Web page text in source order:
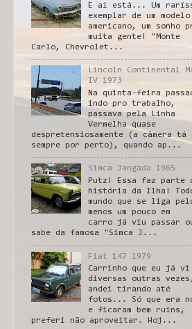
E aí está... Um
exemplar de um modelo
americano, um sonho
muita gente! "Monte
Carlo, Chevrolet...
Lincoln Continental
IV 1973
Na quinta-feira
indo pro trabalho,
passava pela Linha
Vermelha quase
despretensiosamente (a câmera tá
sempre por perto), quando ap...
Simca Jangada 1965
Putz! Essa faz parte
história da Ilha!
mundo que se liga
menos um pouco em
carro já viu passar
sabe da famosa "Simca J...
Fiat 147 1979
Carrinho que eu já vi
diversas outras
andei tirando até
fotos... Só que era
e ficaram bem ruins,
preferi não aproveitar. Hoj...